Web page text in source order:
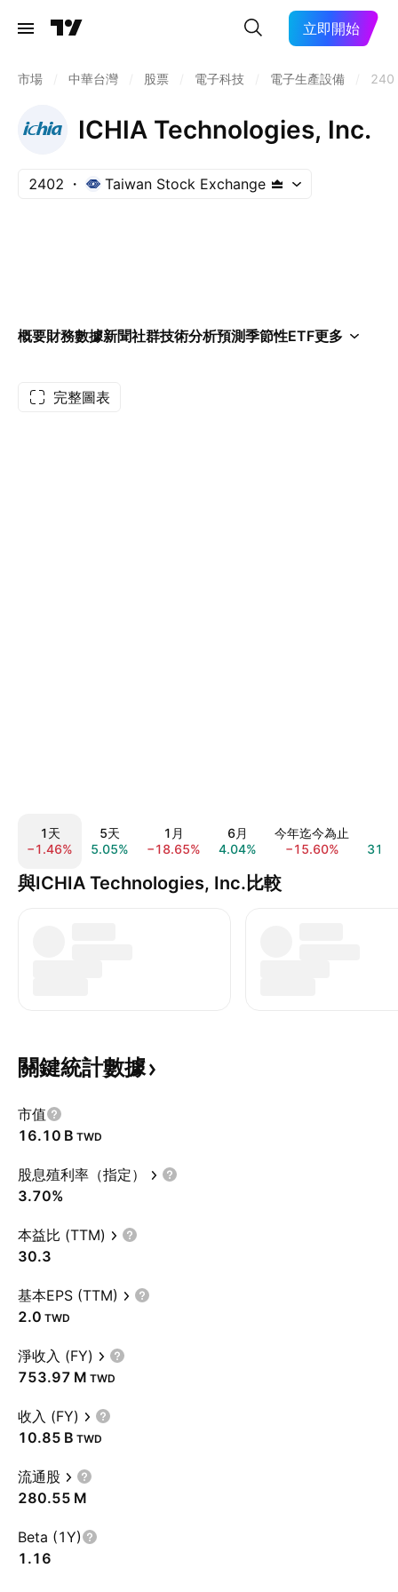
立即開始
市場 中華台灣 股票 電子科技 電子生產設備
ICHIA Technologies, Inc.
2402 Taiwan Stock Exchange
概要財務數據新聞社群技術分析預測季節性ETF更多
完整圖表
1天
−1.46%
5天
5.05%
1月
−18.65%
6月
4.04%
今年迄今為止
−15.60%
與ICHIA Technologies, Inc.比較
關鍵統計數據
市值
‪16.10 B‬ TWD
股息殖利率（指定）
3.70%
本益比 (TTM)
30.3
基本EPS (TTM)
2.0 TWD
淨收入 (FY)
‪753.97 M‬ TWD
收入 (FY)
‪10.85 B‬ TWD
流通股
‪280.55 M‬
Beta (1Y)
1.16